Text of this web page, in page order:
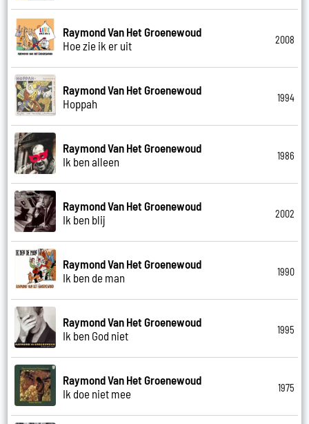
Raymond Van Het Groenewoud
Hoe zie ik er uit
2008
Raymond Van Het Groenewoud
Hoppah
1994
Raymond Van Het Groenewoud
Ik ben alleen
1986
Raymond Van Het Groenewoud
Ik ben blij
2002
Raymond Van Het Groenewoud
Ik ben de man
1990
Raymond Van Het Groenewoud
Ik ben God niet
1995
Raymond Van Het Groenewoud
Ik doe niet mee
1975